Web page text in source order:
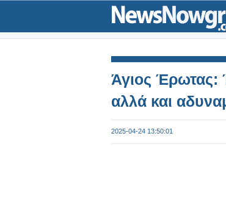
Άγιος Έρωτας:
αλλά και
2025-04-24 13:50:01